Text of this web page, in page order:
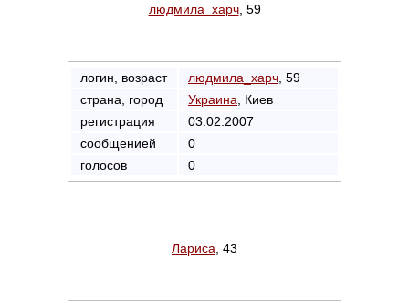
людмила_харч, 59
логин, возраст людмила_харч , 59
страна, город
Украина , Киев
регистрация
03.02.2007
сообщенией
0
голосов
0
Лариса , 43